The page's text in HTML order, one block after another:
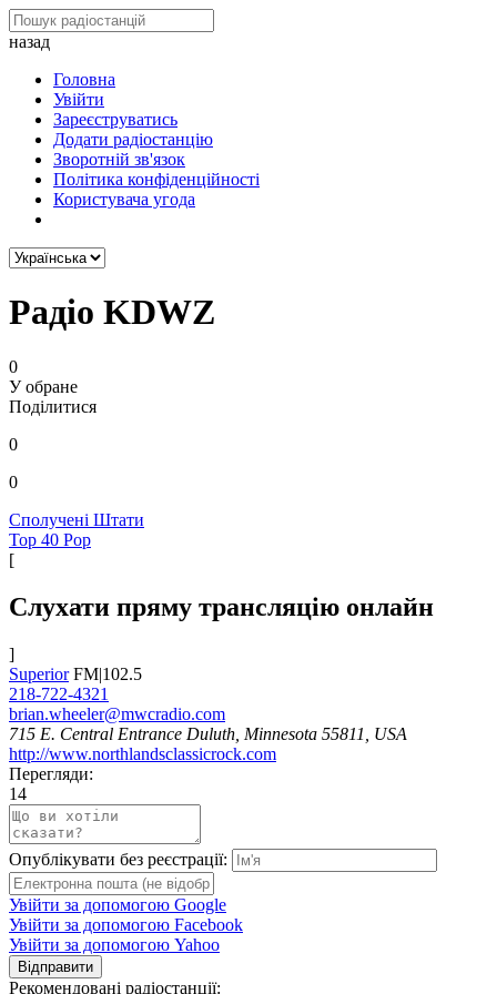
назад
Головна
Увійти
Зареєструватись
Додати радіостанцію
Зворотній зв'язок
Політика конфіденційності
Користувача угода
Радіо KDWZ
0
У обране
Поділитися
0
0
Сполучені Штати
Top 40 Pop
[
Слухати пряму трансляцію онлайн
]
Superior FM|102.5
218-722-4321
brian.wheeler@mwcradio.com
715 E. Central Entrance Duluth, Minnesota 55811, USA
http://www.northlandsclassicrock.com
Перегляди:
14
Опублікувати без реєстрації:
Увійти за допомогою Google
Увійти за допомогою Facebook
Увійти за допомогою Yahoo
Відправити
Рекомендовані радіостанції: